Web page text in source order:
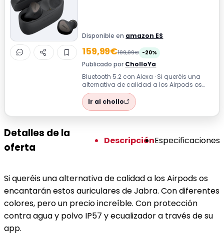
Disponible en amazon ES
159,99€199,99€ -20%
Publicado por CholloYa
Bluetooth 5.2 con Alexa · Si queréis una
alternativa de calidad a los Airpods os
encantarán estos auriculares de Jabr...
Ir al chollo
Detalles de la
oferta
DescripciónEspecificaciones
Si queréis una alternativa de calidad a los Airpods os
encantarán estos auriculares de Jabra. Con diferentes
colores, pero un precio increíble. Con protección
contra agua y polvo IP57 y ecualizador a través de su
app.